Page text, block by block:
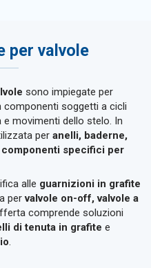
per valvole
sono impiegate per
componenti soggetti a cicli
movimenti dello stelo. In
per anelli, baderne,
specifici per
alle guarnizioni in grafite
pervalvole on-off, valvole a
comprende soluzioni
di tenuta in grafite e
.